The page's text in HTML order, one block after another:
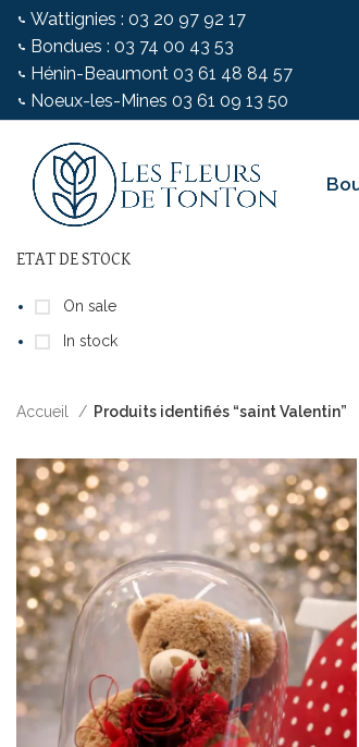
Wattignies : 03 20 97 92 17
Bondues : 03 74 00 43 53
Hénin-Beaumont 03 61 48 84 57
Noeux-les-Mines 03 61 09 13 50
ETAT DE STOCK
On sale
In stock
Accueil Produits identifiés “saint Valentin”